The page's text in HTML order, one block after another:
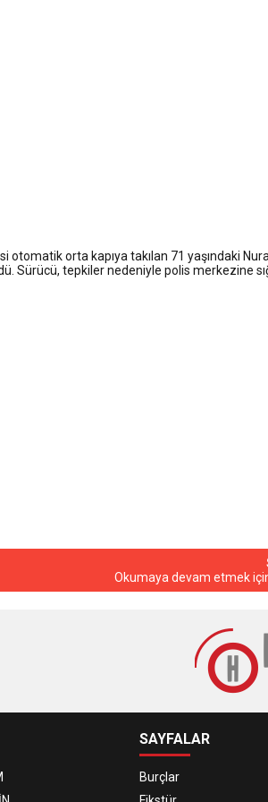
otomatik orta kapıya takılan 71 yaşındaki
Sürücü, tepkiler nedeniyle polis merkezine
Okumaya devam etmek
SAYFALAR
Burçlar